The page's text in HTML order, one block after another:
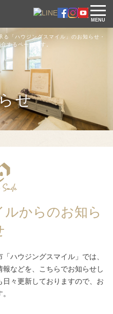
「ハウジングスマイル」のお知らせ・
するページです。
せ
MENU
からのお知ら
ハウジングスマイル」では、
などを、こちらでお知らせし
々更新しておりますので、お